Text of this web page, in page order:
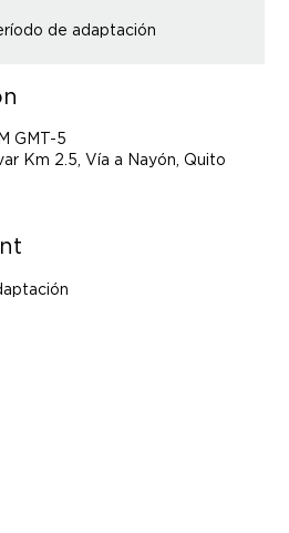
de adaptación
GMT-5
Km 2.5, Vía a Nayón, Quito